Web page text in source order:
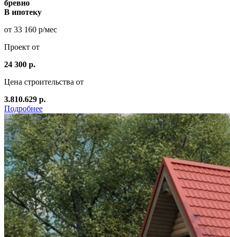
бревно
В ипотеку
от 33 160 р/мес
Проект от
24 300 р.
Цена строительства от
3.810.629 р.
Подробнее